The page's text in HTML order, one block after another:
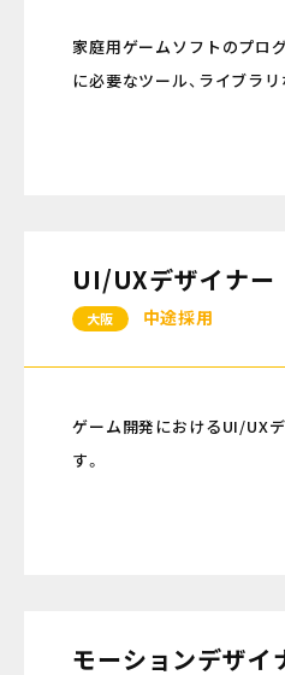
家庭用ゲームソフトのプロ
に必要なツール、ライブラ
UI/UXデザイナー
大阪 中途採用
ゲーム開発におけるUI/UX
す。
モーションデザイ